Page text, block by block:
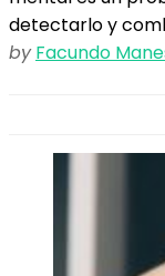
detectarlo y
by Facundo